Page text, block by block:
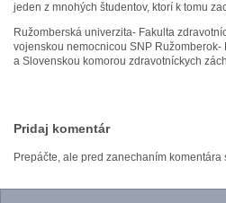
jeden z mnohých študentov, ktorí k tomu
Ružomberská univerzita- Fakulta
vojenskou nemocnicou SNP
a Slovenskou komorou zdravotníckych
Pridaj komentár
Prepáčte, ale pred zanechaním komentára